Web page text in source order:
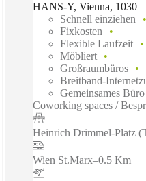
HANS-Y, Vienna, 1030
Schnell einziehen
Fixkosten
Flexible Laufzeit
Möbliert
Großraumbüros
Breitband-
Gemeinsames Büro
Coworking spaces /
Heinrich Drimmel-Platz
Wien St.Marx–0.5 Km